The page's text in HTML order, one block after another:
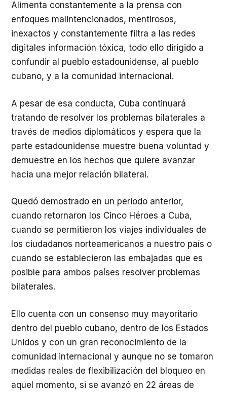
Alimenta constantemente a la prensa con
enfoques malintencionados, mentirosos,
inexactos y constantemente filtra a las redes
digitales información tóxica, todo ello dirigido a
confundir al pueblo estadounidense, al pueblo
cubano, y a la comunidad internacional.
A pesar de esa conducta, Cuba continuará
tratando de resolver los problemas bilaterales a
través de medios diplomáticos y espera que la
parte estadounidense muestre buena voluntad y
demuestre en los hechos que quiere avanzar
hacia una mejor relación bilateral.
Quedó demostrado en un periodo anterior,
cuando retornaron los Cinco Héroes a Cuba,
cuando se permitieron los viajes individuales de
los ciudadanos norteamericanos a nuestro país o
cuando se establecieron las embajadas que es
posible para ambos países resolver problemas
bilaterales.
Ello cuenta con un consenso muy mayoritario
dentro del pueblo cubano, dentro de los Estados
Unidos y con un gran reconocimiento de la
comunidad internacional y aunque no se tomaron
medidas reales de flexibilización del bloqueo en
aquel momento, si se avanzó en 22 áreas de